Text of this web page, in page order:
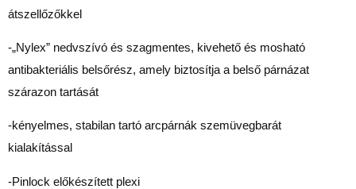
átszellőzőkkel
-„Nylex” nedvszívó és szagmentes, kivehető és mosható
antibakteriális belsőrész, amely biztosítja a belső párnázat
szárazon tartását
-kényelmes, stabilan tartó arcpárnák szemüvegbarát
kialakítással
-Pinlock előkészített plexi